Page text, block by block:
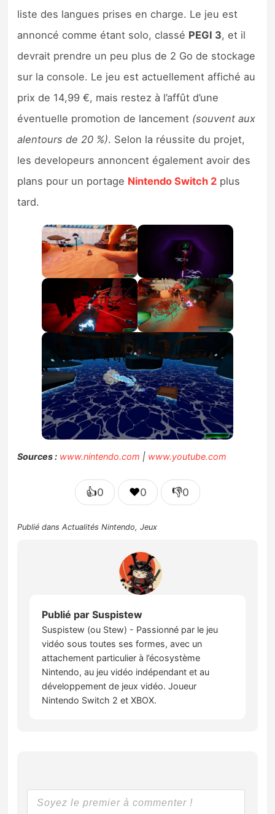
liste des langues prises en charge. Le jeu est
annoncé comme étant solo, classé PEGI 3, et il
devrait prendre un peu plus de 2 Go de stockage
sur la console. Le jeu est actuellement affiché au
prix de 14,99 €, mais restez à l’affût d’une
éventuelle promotion de lancement (souvent aux
alentours de 20 %). Selon la réussite du projet,
les developeurs annoncent également avoir des
plans pour un portage Nintendo Switch 2 plus
tard.
Sources : www.nintendo.com | www.youtube.com
👍0 ❤️0 👎0
Publié dansActualités Nintendo,Jeux
Publié parSuspistew
Suspistew (ou Stew) - Passionné par le jeu
vidéo sous toutes ses formes, avec un
attachement particulier à l’écosystème
Nintendo, au jeu vidéo indépendant et au
développement de jeux vidéo. Joueur
Nintendo Switch 2 et XBOX.